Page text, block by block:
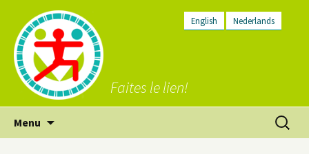
English Nederlands
Faites le lien!
Menu